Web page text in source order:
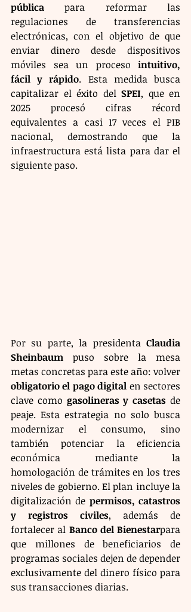
pública para reformar las
regulaciones de transferencias
electrónicas, con el objetivo de que
enviar dinero desde dispositivos
móviles sea un proceso intuitivo,
fácil y rápido. Esta medida busca
capitalizar el éxito del SPEI, que en
2025 procesó cifras récord
equivalentes a casi 17 veces el PIB
nacional, demostrando que la
infraestructura está lista para dar el
siguiente paso.
Por su parte, la presidenta Claudia
Sheinbaum puso sobre la mesa
obligatorio el pago digital en sectores
clave como gasolineras y casetas de
peaje. Esta estrategia no solo busca
modernizar el consumo, sino
también potenciar la eficiencia
económica mediante la
homologación de trámites en los tres
niveles de gobierno. El plan incluye la
digitalización de permisos, catastros
y registros civiles, además de
fortalecer al Banco del Bienestarpara
que millones de beneficiarios de
programas sociales dejen de depender
exclusivamente del dinero físico para
sus transacciones diarias.